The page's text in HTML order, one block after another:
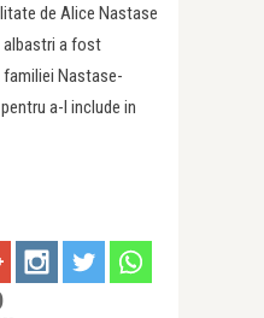
de Alice Nastase
albastri a fost
familiei Nastase-
a-l include in